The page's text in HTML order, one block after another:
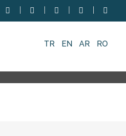
TR EN AR RO